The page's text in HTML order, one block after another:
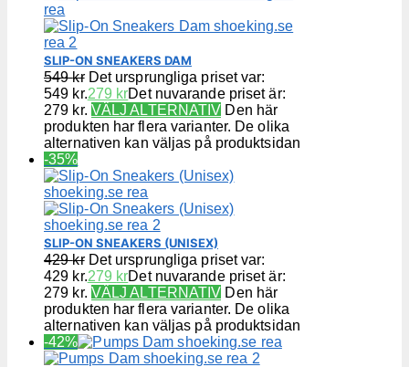
SLIP-ON SNEAKERS DAM
549kr Det ursprungliga priset var:
549 kr.279 krDet nuvarande priset är:
279 kr. VÄLJ ALTERNATIV Den här
produkten har flera varianter. De olika
alternativen kan väljas på produktsidan
-35%
SLIP-ON SNEAKERS (UNISEX)
429kr Det ursprungliga priset var:
429 kr.279 krDet nuvarande priset är:
279 kr. VÄLJ ALTERNATIV Den här
produkten har flera varianter. De olika
alternativen kan väljas på produktsidan
-42%